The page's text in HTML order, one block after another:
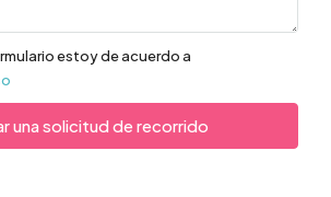
estoy de acuerdo a
una solicitud de recorrido